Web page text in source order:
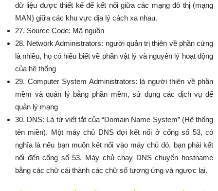
dữ liệu được thiết kế để kết nối giữa các mạng đô thị (mạng
MAN) giữa các khu vực địa lý cách xa nhau.
27. Source Code: Mã nguồn
28. Network Administrators: người quản trị thiên về phần cứng
là nhiều, họ có hiểu biết về phần vật lý và nguyên lý hoạt động
của hệ thống
29. Computer System Administrators: là người thiên về phần
mềm và quản lý bằng phần mềm, sử dụng các dịch vụ để
quản lý mạng
30. DNS: Là từ viết tắt của “Domain Name System” (Hệ thống
tên miền). Một máy chủ DNS đợi kết nối ở cổng số 53, có
nghĩa là nếu bạn muốn kết nối vào máy chủ đó, bạn phải kết
nối đến cổng số 53. Máy chủ chạy DNS chuyển hostname
bằng các chữ cái thành các chữ số tương ứng và ngược lại.